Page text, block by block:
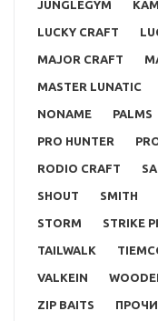
JUNGLEGYM
LUCKY CRAFT
MAJOR CRAFT
MASTER LUNATIC
NONAME PALMS
PRO HUNTER
RODIO CRAFT
SHOUT SMITH
STORM STRIKE
TAILWALK
VALKEIN
ZIP BAITS